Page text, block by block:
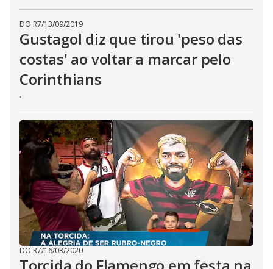
DO R7/13/09/2019
Gustagol diz que tirou 'peso das
costas' ao voltar a marcar pelo
Corinthians
.
DO R7/16/03/2020